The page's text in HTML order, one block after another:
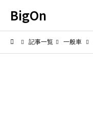
BigOn
記事一覧 一般車